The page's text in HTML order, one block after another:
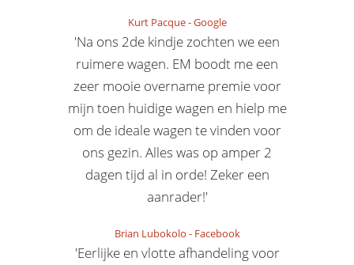
Kurt Pacque-Google
'Na ons 2de kindje zochten we een
ruimere wagen. EM boodt me een
zeer mooie overname premie voor
mijn toen huidige wagen en hielp me
om de ideale wagen te vinden voor
ons gezin. Alles was op amper 2
dagen tijd al in orde! Zeker een
aanrader!'
Brian Lubokolo - Facebook
'Eerlijke en vlotte afhandeling voor